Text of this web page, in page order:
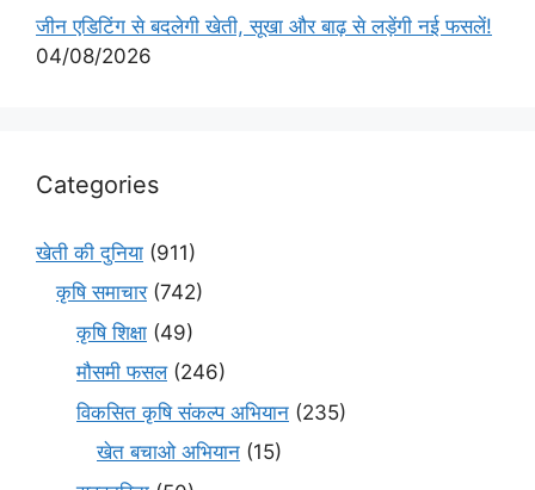
जीन एडिटिंग से बदलेगी खेती, सूखा और बाढ़ से लड़ेंगी नई फसलें!
04/08/2026
Categories
खेती की दुनिया (911)
कृषि समाचार(742)
कृषि शिक्षा (49)
मौसमी फसल(246)
विकसित कृषि संकल्प अभियान (235)
खेत बचाओ अभियान (15)